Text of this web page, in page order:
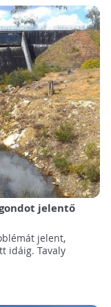
jelentő
jelent,
idáig. Tavaly